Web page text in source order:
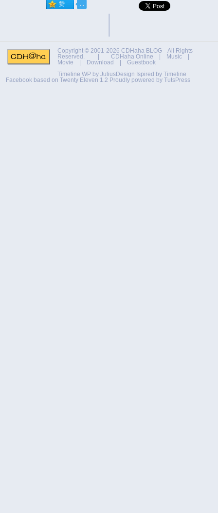
Copyright © 2001-2026 CDHaha BLOG All Rights
Reserved. | CDHaha Online Music
Movie
Download
Guestbook
Timeline WP by JuliusDesign Ispired by Timeline
Facebook based on Twenty Eleven 1.2 Proudly powered by TutsPress